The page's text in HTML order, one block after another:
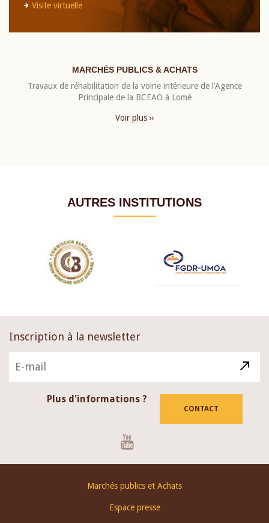
Visite virtuelle
MARCHÉS PUBLICS & ACHATS
Travaux de réhabilitation de la voirie intérieure de l’Agence
Principale de la BCEAO à Lomé
Voir plus ››
AUTRES INSTITUTIONS
Inscription à la newsletter
Plus d'informations ?
CONTACT
Marchés publics et Achats
Espace presse